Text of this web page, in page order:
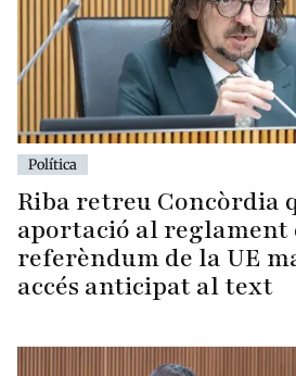
Política
Riba retreu Concòrdia
aportació al reglament
referèndum de la UE
accés anticipat al text